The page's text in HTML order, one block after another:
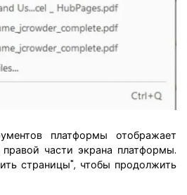
платформы отображает
части экрана платформы.
страницы", чтобы продолжить